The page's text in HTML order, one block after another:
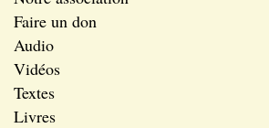
Faire un don
Audio
Vidéos
Textes
Livres